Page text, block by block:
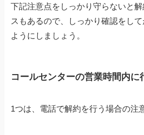
下記注意点をしっかり守らないと
スもあるので、しっかり確認をし
ようにしましょう。
コールセンターの営業時間内に
1つは、電話で解約を行う場合の注